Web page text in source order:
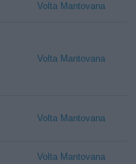
Volta Mantovana
Volta Mantovana
Volta Mantovana
Volta Mantovana